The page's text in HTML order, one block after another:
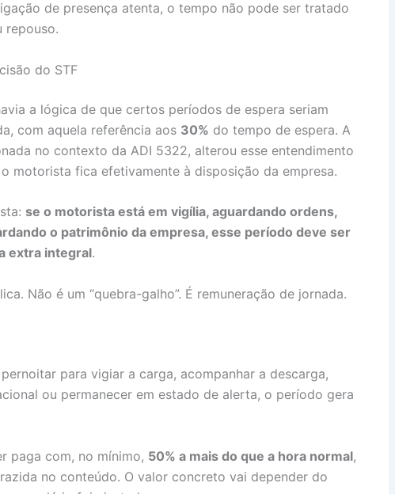
de presença atenta, o tempo não pode ser tratado
repouso.
do STF
a lógica de que certos períodos de espera seriam
com aquela referência aos 30% do tempo de espera. A
no contexto da ADI 5322, alterou esse entendimento
motorista fica efetivamente à disposição da empresa.
se o motorista está em vigília, aguardando ordens,
o patrimônio da empresa, esse período deve ser
extra integral.
Não é um “quebra-galho”. É remuneração de jornada.
para vigiar a carga, acompanhar a descarga,
ou permanecer em estado de alerta, o período gera
paga com, no mínimo, 50% a mais do que a hora normal,
no conteúdo. O valor concreto vai depender do